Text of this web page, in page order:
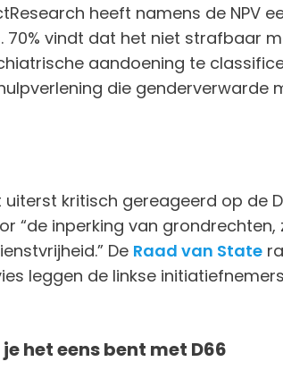
heeft namens de NPV
70% vindt dat het niet strafbaar
aandoening te
die genderverwarde
uiterst kritisch gereageerd op de
“de inperking van grondrechten,
De Raad van State
leggen de linkse
het eens bent met D66